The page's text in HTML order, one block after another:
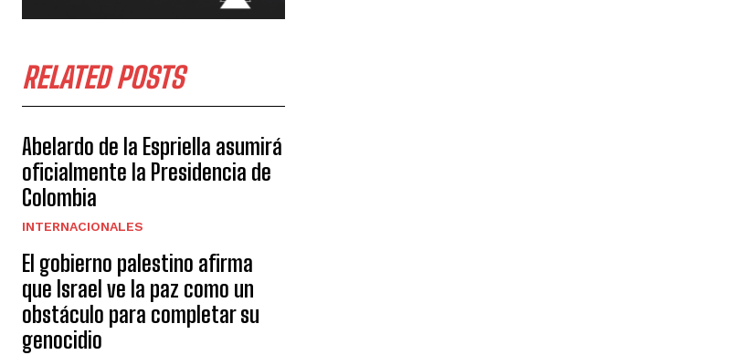
RELATED POSTS
Abelardo de la Espriella asumirá
oficialmente la Presidencia de
Colombia
INTERNACIONALES
El gobierno palestino afirma
que Israel ve la paz como un
obstáculo para completar su
genocidio